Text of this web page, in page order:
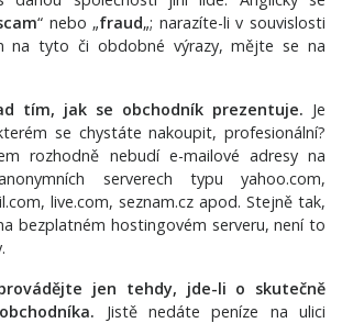
“ nebo „fraud„; narazíte-li v souvislosti
na tyto či obdobné výrazy, mějte se na
tím, jak se obchodník prezentuje. Je
se chystáte nakoupit, profesionální?
rozhodně nebudí e-mailové adresy na
serverech typu yahoo.com,
live.com, seznam.cz apod. Stejně tak,
bezplatném hostingovém serveru, není to
jen tehdy, jde-li o skutečně
Jistě nedáte peníze na ulici